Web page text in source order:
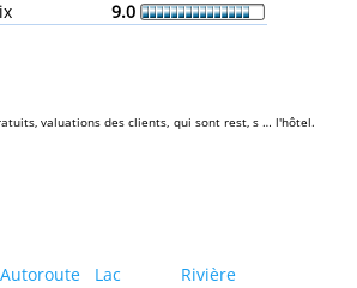
9.0
valuations des clients, qui sont rest‚ s … l'hôtel.
Autoroute
Lac
Rivière